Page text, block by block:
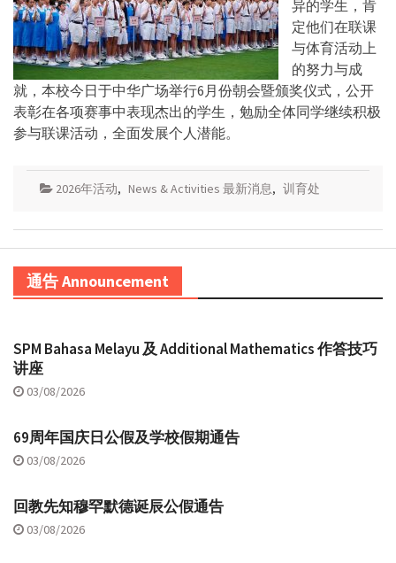
异的学生，肯
定他们在联课
与体育活动上
的努力与成
就，本校今日于中华广场举行6月份朝会暨颁奖仪式，公开
表彰在各项赛事中表现杰出的学生，勉励全体同学继续积极
参与联课活动，全面发展个人潜能。
2026年活动, News & Activities 最新消息, 训育处
通告 Announcement
SPM Bahasa Melayu 及 Additional Mathematics 作答技巧
讲座
03/08/2026
69周年国庆日公假及学校假期通告
03/08/2026
回教先知穆罕默德诞辰公假通告
03/08/2026